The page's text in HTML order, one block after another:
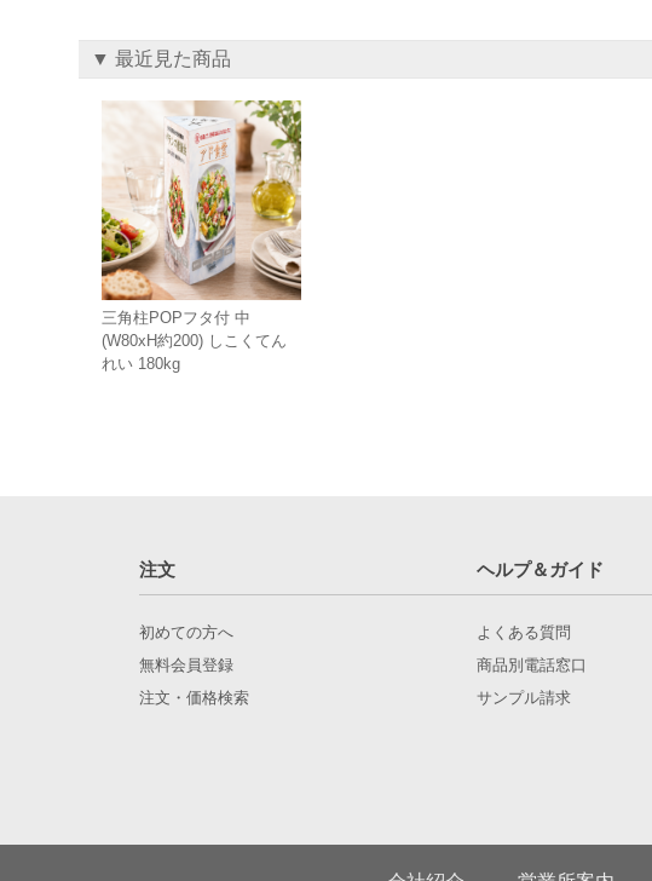
▼ 最近見た商品
三角柱POPフタ付 中
(W80xH約200) しこくてん
れい 180kg
注文 ヘルプ＆ガイド
初めての方へ
無料会員登録
注文・価格検索
よくある質問
商品別電話窓口
サンプル請求